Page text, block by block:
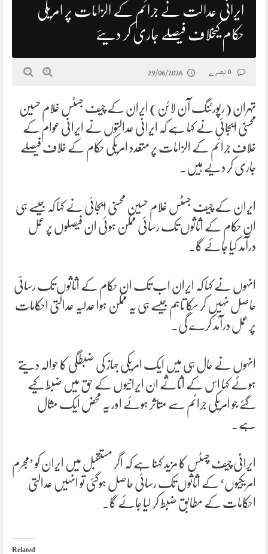
ایرانی عدالت نے جرائم کے الزامات پر امریکی
حکام کیخلاف فیصلے جاری کر دیئے
29/06/2026
تہران (رپورٹنگ آن لائن) ایران کے چیف جسٹس غلام حسین
محسنی ایجائی نے کہا ہے کہ ایرانی عدالتوں نے ایرانی عوام کے
خلاف جرائم کے الزامات پر متعدد امریکی حکام کے خلاف فیصلے
جاری کر دیے ہیں۔
ایران کے چیف جسٹس غلام حسین محسنی ایجائی نے کہا کہ جیسے ہی
ان حکام کے اثاثوں تک رسائی ممکن ہوئی ان فیصلوں پر عمل
درآمد کیا جائے گا۔
انہوں نے کہا کہ ایران اب تک ان حکام کے اثاثوں تک رسائی
حاصل نہیں کر سکا تاہم جیسے ہی یہ ممکن ہوا عدلیہ عدالتی احکامات
پر عمل درآمد کرے گی۔
انہوں نے حال ہی میں ایک امریکی جہاز کی ضبطگی کا حوالہ دیتے
ہوئے کہا اس کے اثاثے ان ایرانیوں کے حق میں ضبط کیے
گئے جو امریکی جرائم سے متاثر ہوئے اور یہ محض ایک مثال
ہے۔
ایرانی چیف چسٹس کا مزید کہنا ہے کہ اگر مستقبل میں ایران کو ’مجرم
امریکیوں‘ کے اثاثوں تک رسائی حاصل ہوگئی تو انہیں عدالتی
احکامات کے مطابق ضبط کر لیا جائے گا۔
Related